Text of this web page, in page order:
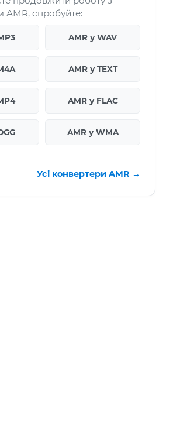
AMR, спробуйте:
AMR у WAV
AMR у TEXT
AMR у FLAC
AMR у WMA
Усі конвертери AMR →